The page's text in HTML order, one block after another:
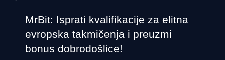
MrBit: Isprati kvalifikacije za elitna
evropska takmičenja i preuzmi
bonus dobrodošlice!